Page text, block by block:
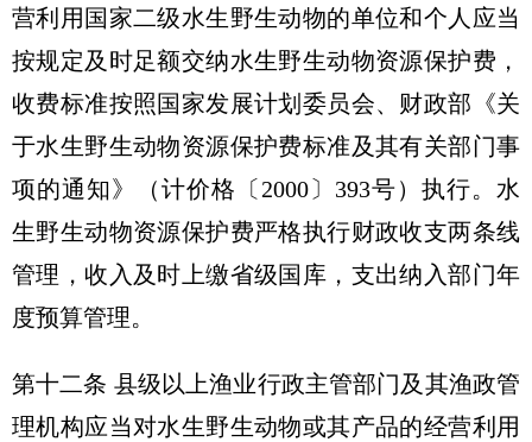
营利用国家二级水生野生动物的单位和个人应当
按规定及时足额交纳水生野生动物资源保护费，
收费标准按照国家发展计划委员会、财政部《关
于水生野生动物资源保护费标准及其有关部门事
项的通知》（计价格〔2000〕393号）执行。水
生野生动物资源保护费严格执行财政收支两条线
管理，收入及时上缴省级国库，支出纳入部门年
度预算管理。
第十二条 县级以上渔业行政主管部门及其渔政管
理机构应当对水生野生动物或其产品的经营利用